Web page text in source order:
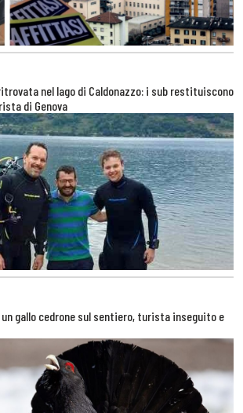
nel lago di Caldonazzo: i sub restituiscono
di Genova
gallo cedrone sul sentiero, turista inseguito e